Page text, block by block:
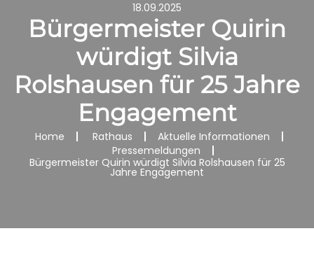
18.09.2025
Bürgermeister Quirin
würdigt Silvia
Rolshausen für 25 Jahre
Engagement
Home Rathaus
Aktuelle Informationen
Pressemeldungen
Bürgermeister Quirin würdigt Silvia Rolshausen für 25
Jahre Engagement